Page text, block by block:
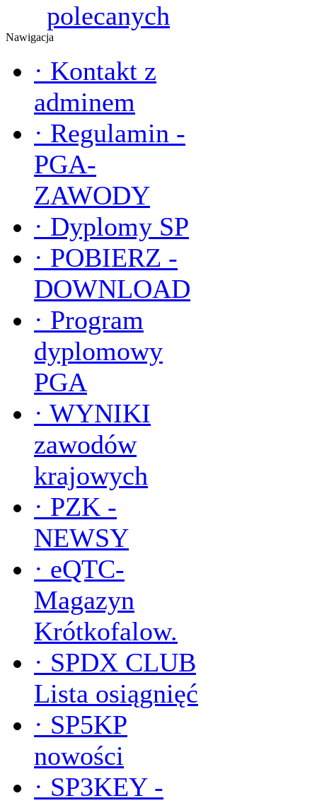
polecanych
Nawigacja
· Kontakt z
adminem
· Regulamin -
PGA-
ZAWODY
· Dyplomy SP
· POBIERZ -
DOWNLOAD
· Program
dyplomowy
PGA
· WYNIKI
zawodów
krajowych
· PZK -
NEWSY
· eQTC-
Magazyn
Krótkofalow.
· SPDX CLUB
Lista osiągnięć
· SP5KP
nowości
· SP3KEY -